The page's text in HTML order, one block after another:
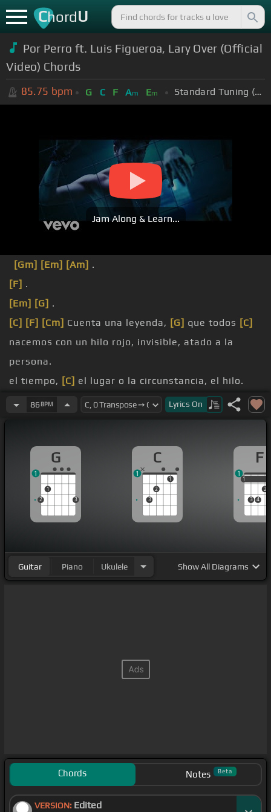
ChordU
Por Perro ft. Luis Figueroa, Lary Over (Official
Video) Chords
85.75 bpm G C F Am Em Standard Tuning (EADGBE)
Jam Along & Learn...
[Gm] [Em] [Am] .
[F] .
[Em] [G] .
[C] [F] [Cm] Cuenta una leyenda, [G] que todos [C]
nacemos con un hilo rojo, invisible, atado a la
persona.
el tiempo, [C] el lugar o la circunstancia, el hilo.
estirar, contraer o enredar, pero jamás romperse.
86 BPM Lyrics On
G
2
1
3
1
C
3
2
1
1
F
1
3 4
2
1
1
Guitar Piano Ukulele ShowAll Diagrams
Chords Notes Beta
VERSION: Edited